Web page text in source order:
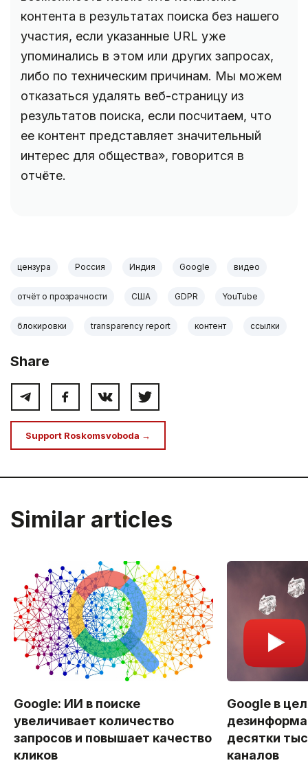
контента в результатах поиска без нашего
участия, если указанные URL уже
упоминались в этом или других запросах,
либо по техническим причинам. Мы можем
отказаться удалять веб-страницу из
результатов поиска, если посчитаем, что
ее контент представляет значительный
интерес для общества», говорится в
отчёте.
цензура Россия Индия Google видео
отчёт о прозрачности США GDPR YouTube
блокировки transparency report контент ссылки
Share
Support Roskomsvoboda →
Similar articles
Google: ИИ в поиске
увеличивает количество
запросов и повышает качество
кликов
Google в
десятки
каналов